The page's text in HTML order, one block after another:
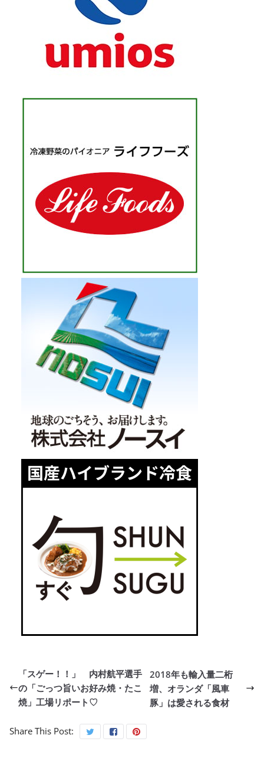
「スゲー！！」 内村航平選手
の「ごっつ旨いお好み焼・たこ
焼」工場リポート♡
2018年も輸入量二桁
増、オランダ「風車
豚」は愛される食材
Share This Post: